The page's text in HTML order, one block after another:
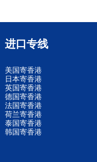
进口专线
美国寄香港
日本寄香港
英国寄香港
德国寄香港
法国寄香港
荷兰寄香港
泰国寄香港
韩国寄香港